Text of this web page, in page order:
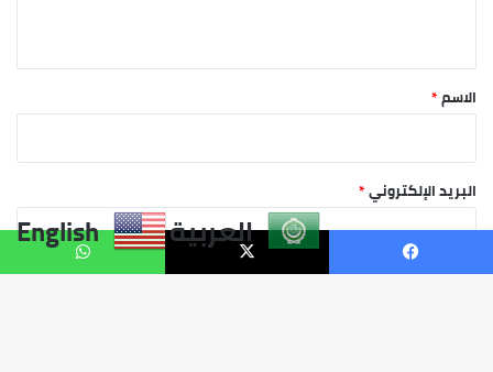
فيسبوك X واتساب
العربية English